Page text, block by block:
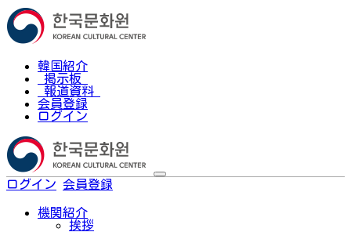
韓国紹介
掲示板
報道資料
会員登録
ログイン
ログイン 会員登録
機関紹介
挨拶